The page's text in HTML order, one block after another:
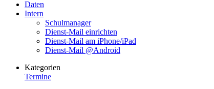
Daten
Intern
Schulmanager
Dienst-Mail einrichten
Dienst-Mail am iPhone/iPad
Dienst-Mail @Android
Kategorien
Termine